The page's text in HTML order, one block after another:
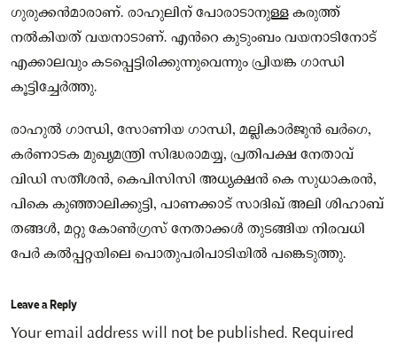
ഗുരുക്കൻമാരാണ്. രാഹുലിന് പോരാടാനുള്ള കരുത്ത്
നൽകിയത് വയനാടാണ്. എന്‍റെ കുടുംബം വയനാടിനോട്
എക്കാലവും കടപ്പെട്ടിരിക്കുന്നുവെന്നും പ്രിയങ്ക ഗാന്ധി
കൂട്ടിച്ചേര്‍ത്തു.
രാഹുൽ ഗാന്ധി, സോണിയ ഗാന്ധി, മല്ലികാര്‍ജുൻ ഖര്‍ഗെ,
കര്‍ണാടക മുഖ്യമന്ത്രി സിദ്ധരാമയ്യ, പ്രതിപക്ഷ നേതാവ്
വിഡി സതീശൻ, കെപിസിസി അധ്യക്ഷൻ കെ സുധാകരൻ,
പികെ കുഞ്ഞാലിക്കുട്ടി, പാണക്കാട് സാദിഖ് അലി ശിഹാബ്
തങ്ങള്‍, മറ്റു കോണ്‍ഗ്രസ് നേതാക്കള്‍ തുടങ്ങിയ നിരവധി
പേര്‍ കല്‍പ്പറ്റയിലെ പൊതുപരിപാടിയിൽ പങ്കെടുത്തു.
Leave a Reply
Your email address will not be published. Required